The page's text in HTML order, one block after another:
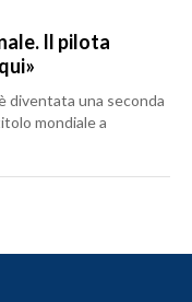
Il pilota
diventata una seconda
mondiale a